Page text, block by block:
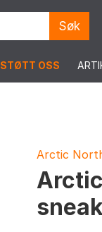
Søk
STØTT OSS
Arctic